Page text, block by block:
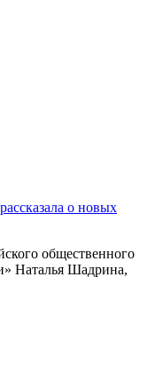
о новых
общественного
Наталья Шадрина,